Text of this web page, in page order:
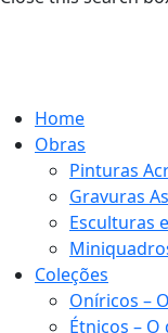
Home
Obras
Pinturas
Gravuras
Esculturas
Coleções
Oníricos –
Étnicos –